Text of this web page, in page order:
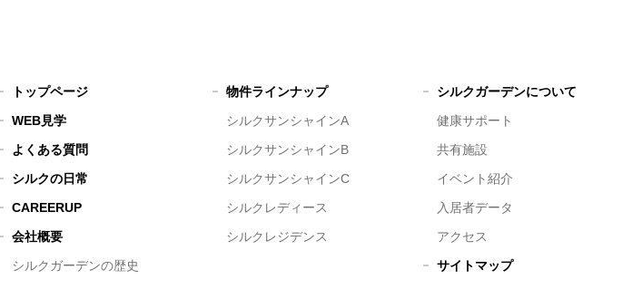
トップページ
WEB見学
よくある質問
シルクの日常
CAREERUP
会社概要
シルクガーデンの歴史
物件ラインナップ
シルクサンシャインA
シルクサンシャインB
シルクサンシャインC
シルクレディース
シルクレジデンス
シルクガーデンについて
健康サポート
共有施設
イベント紹介
入居者データ
アクセス
サイトマップ